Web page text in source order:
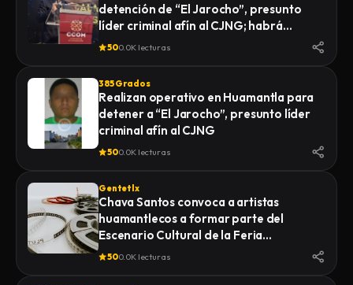
LA FISCALÍA GENERAL DE JUSTICIA DEL
ESTADO (FGJE) INICIÓ UNA CARPETA DE
INVESTIGACIÓN POR EL DELITO DE
HOMICIDIO CALIFICADO EN CONTRA DE
QUIEN O QUIENES RESULTEN
RESPONSABLES
detención de “El Jarocho”, presunto
líder criminal afín al CJNG; habrá
vigilancia 48 horas en Huamantla
500.0K lecturas
385 Grados
Realizan operativo en Huamantla para
detener a “El Jarocho”, presunto líder
criminal afín al CJNG
500.0K lecturas
Gentetlx
Chava Santos convoca a artistas
huamantlecos a formar parte del
Escenario Cultural de la Feria
Internacional del Arte Efímero y la Dalia
500.0K lecturas